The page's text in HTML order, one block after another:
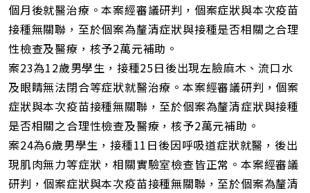
個月後就醫治療。本案經審議研判，個案症狀與本次疫苗
接種無關聯，至於個案為釐清症狀與接種是否相關之合理
性檢查及醫療，核予2萬元補助。
案23為12歲男學生，接種25日後出現左臉麻木、流口水
及眼睛無法閉合等症狀就醫治療。本案經審議研判，個案
症狀與本次疫苗接種無關聯，至於個案為釐清症狀與接種
是否相關之合理性檢查及醫療，核予2萬元補助。
案24為6歲男學生，接種11日後因呼吸道症狀就醫，後出
現肌肉無力等症狀，相關實驗室檢查皆正常。本案經審議
研判，個案症狀與本次疫苗接種無關聯，至於個案為釐清